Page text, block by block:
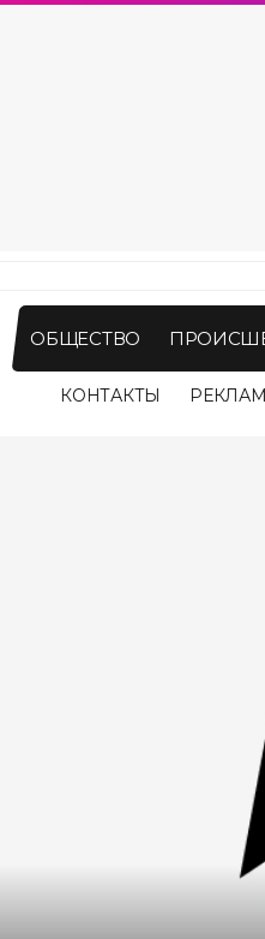
ОБЩЕСТВО
КОНТАКТЫ